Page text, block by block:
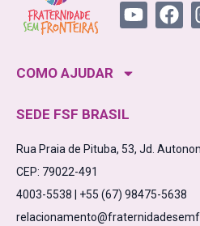
COMO AJUDAR
SEDE FSF BRASIL
Rua Praia de Pituba, 53, Jd.
CEP: 79022-491
4003-5538 | +55 (67) 98475-5638